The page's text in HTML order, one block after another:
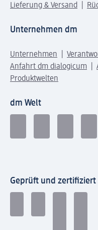
Lieferung & Versand
Unternehmen dm
Unternehmen
Anfahrt dm dialogicum
Produktwelten
dm Welt
Geprüft und zertifiziert